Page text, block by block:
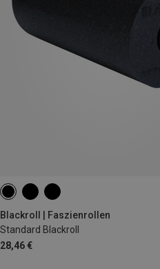
Blackroll | Faszienrollen
Standard Blackroll
28,46 €